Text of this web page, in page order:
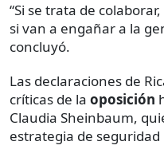
“Si se trata de
si van a engañar a la
concluyó.
Las declaraciones de
críticas de la oposición
Claudia Sheinbaum,
estrategia de